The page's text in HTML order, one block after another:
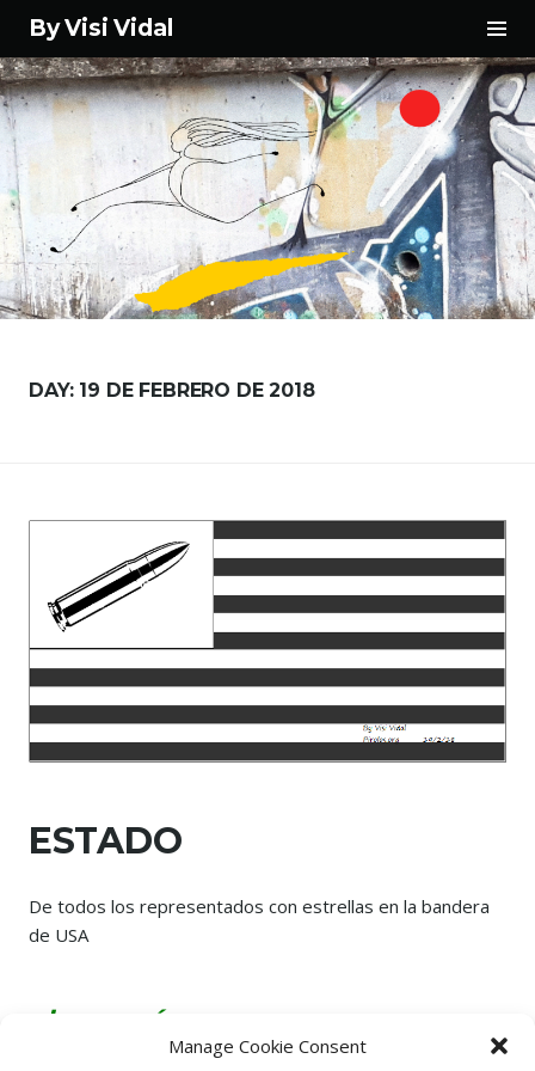
Manage Cookie Consent
By Visi Vidal
content
DAY: 19 DE FEBRERO DE 2018
ESTADO
De todos los representados con estrellas en la bandera
de USA
el que más se ve
es el estado de guerra.